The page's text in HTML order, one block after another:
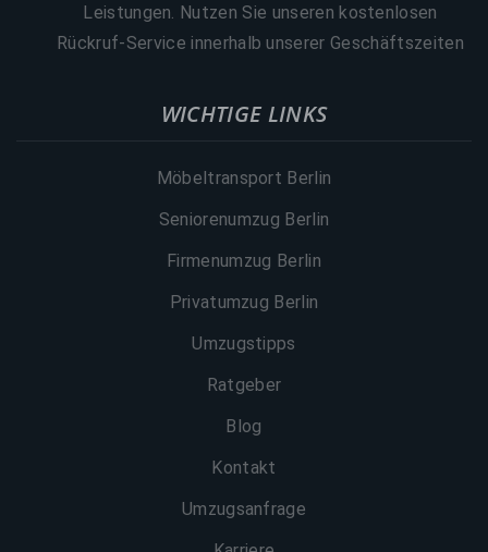
Leistungen. Nutzen Sie unseren kostenlosen
Rückruf-Service innerhalb unserer Geschäftszeiten
WICHTIGE LINKS
Möbeltransport Berlin
Seniorenumzug Berlin
Firmenumzug Berlin
Privatumzug Berlin
Umzugstipps
Ratgeber
Blog
Kontakt
Umzugsanfrage